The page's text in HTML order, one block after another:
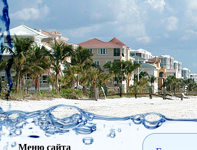
Меню сайта